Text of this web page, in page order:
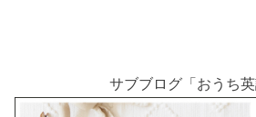
サブブログ「おうち英